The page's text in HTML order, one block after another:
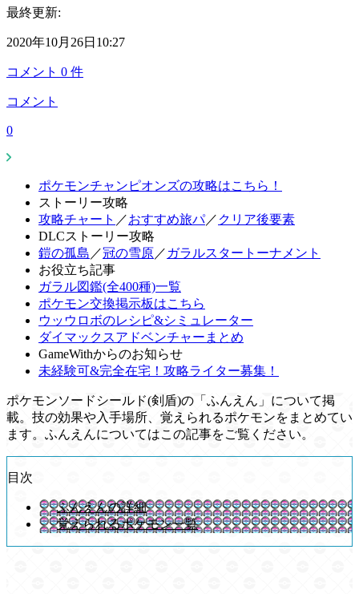
最終更新:
2020年10月26日10:27
コメント 0 件
コメント
0
ポケモンチャンピオンズの攻略はこちら！
ストーリー攻略
攻略チャート ／おすすめ旅パ／ クリア後要素
DLCストーリー攻略
鎧の孤島 ／冠の雪原／ ガラルスタートーナメント
お役立ち記事
ガラル図鑑(全400種)一覧
ポケモン交換掲示板はこちら
ウッウロボのレシピ&シミュレーター
ダイマックスアドベンチャーまとめ
GameWithからのお知らせ
未経験可&完全在宅！攻略ライター募集！
ポケモンソードシールド(剣盾)の「ふんえん」について掲
載。技の効果や入手場所、覚えられるポケモンをまとめてい
ます。ふんえんについてはこの記事をご覧ください。
目次
ふんえんの詳細
覚えられるポケモン一覧